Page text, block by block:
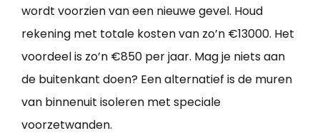
wordt voorzien van een nieuwe gevel. Houd
rekening met totale kosten van zo’n €13000. Het
voordeel is zo’n €850 per jaar. Mag je niets aan
de buitenkant doen? Een alternatief is de muren
van binnenuit isoleren met speciale
voorzetwanden.